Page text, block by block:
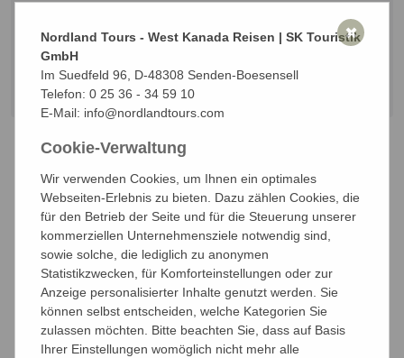
Busreise Yukon nach Alaska
7 Tage ab Whitehorse / bis Anchorage
Vom 15.08.2027 bis zum 21.08.2027 (7 Tage)
Start: Whitehorse | Ziel: Anchorage - Alaska
Mit wieviel Personen möchten Sie reisen?
Anzahl Erwachsene*
Anzahl Kinder unter 18 Jahren*
Nordland Tours - West Kanada Reisen | SK Touristik
GmbH
Im Suedfeld 96, D-48308 Senden-Boesensell
Telefon: 0 25 36 - 34 59 10
E-Mail: info@nordlandtours.com
Cookie-Verwaltung
Wir verwenden Cookies, um Ihnen ein optimales
Webseiten-Erlebnis zu bieten. Dazu zählen Cookies, die
für den Betrieb der Seite und für die Steuerung unserer
kommerziellen Unternehmensziele notwendig sind,
sowie solche, die lediglich zu anonymen
Statistikzwecken, für Komforteinstellungen oder zur
Anzeige personalisierter Inhalte genutzt werden. Sie
können selbst entscheiden, welche Kategorien Sie
zulassen möchten. Bitte beachten Sie, dass auf Basis
Ihrer Einstellungen womöglich nicht mehr alle
✖